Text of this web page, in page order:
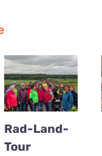
Rad-Land-
Tour